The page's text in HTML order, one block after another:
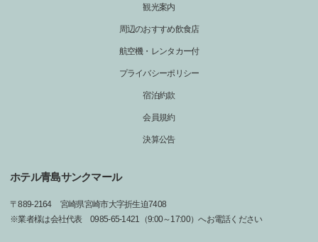
観光案内
周辺のおすすめ飲食店
航空機・レンタカー付
プライバシーポリシー
宿泊約款
会員規約
決算公告
ホテル青島サンクマール
〒889-2164
宮崎県宮崎市大字折生迫7408
※業者様は会社代表 0985-65-1421（9:00～17:00）へお電話ください